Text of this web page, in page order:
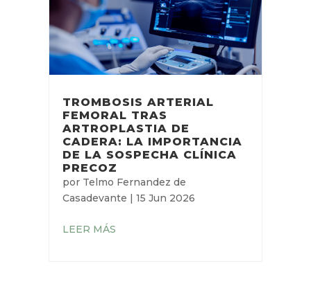
TROMBOSIS ARTERIAL
FEMORAL TRAS
ARTROPLASTIA DE
CADERA: LA IMPORTANCIA
DE LA SOSPECHA CLÍNICA
PRECOZ
por Telmo Fernandez de
Casadevante | 15 Jun 2026
LEER MÁS